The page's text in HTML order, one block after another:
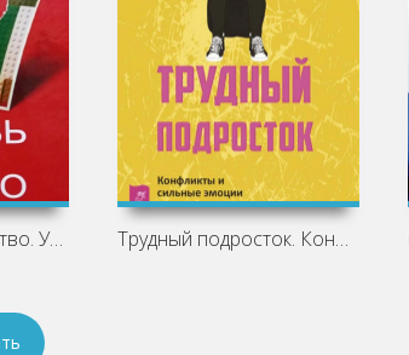
Исправь своё детство. Универсальные Трудный подросток. Конфликты и сильные